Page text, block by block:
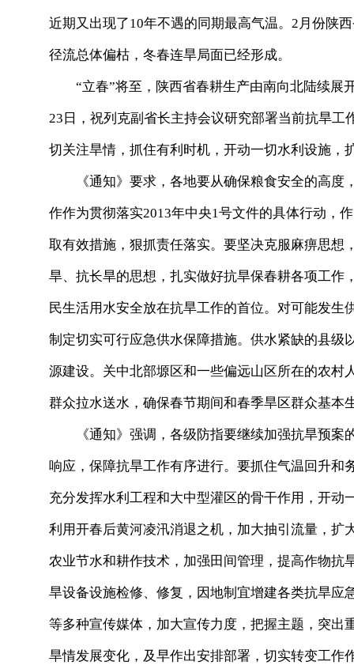
近期又出现了10年不遇的同期最高气温。2月份陕
径流总体偏枯，冬春连旱局面已经形成。
“立春”将至，陕西省春耕生产由南向北陆续展
23日，祝列克副省长主持会议研究部署当前抗旱
切关注旱情，抓住有利时机，开动一切水利设施
《通知》要求，各地要从确保粮食安全的高度
作作为贯彻落实2013年中央1号文件的具体行动，
取有效措施，狠抓责任落实。要坚决克服麻痹思想
旱、抗长旱的思想，扎实做好抗旱保春耕各项工
民生活用水安全放在抗旱工作的首位。对可能发
制定切实可行应急供水保障措施。供水紧缺的县
源建设。关中北部塬区和一些偏远山区所在的农
群众拉水送水，确保春节期间和春季旱区群众基本
《通知》强调，各级防指要继续加强抗旱预案
响应，保障抗旱工作有序进行。要抓住气温回升
充分发挥水利工程和大中型灌区的骨干作用，开
利用开春后黄河凌汛消退之机，加大抽引流量，
农业节水和耕作技术，加强田间管理，提高作物
旱设备设施检修、修复，因地制宜增建各类抗旱
等多种宣传媒体，加大宣传力度，把握主题，突
旱情发展变化，及早作出安排部署，切实转变工